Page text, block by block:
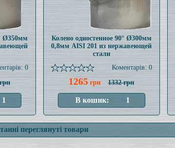
Ø350мм
0
Колено одностенное 90° Ø300мм
0,8мм AISI 201 из нержавеющей
стали
Коментарів: 0
1265 грн 1332 грн
переглянуті товари